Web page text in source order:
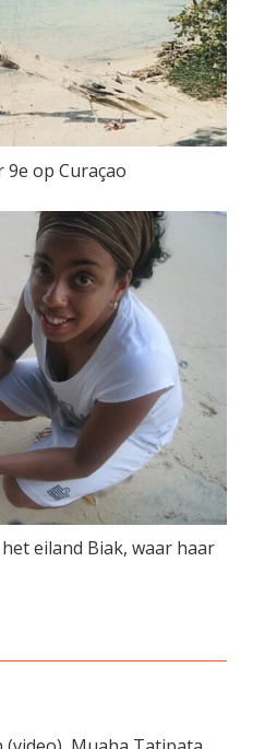
op Curaçao
eiland Biak, waar haar